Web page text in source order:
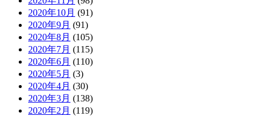
2020年10月 (91)
2020年9月 (91)
2020年8月 (105)
2020年7月 (115)
2020年6月 (110)
2020年5月 (3)
2020年4月 (30)
2020年3月 (138)
2020年2月 (119)